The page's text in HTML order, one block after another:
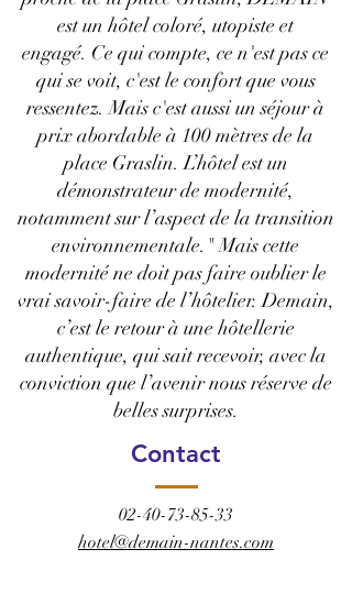
est un hôtel coloré, utopiste et
engagé. Ce qui compte, ce n'est pas ce
qui se voit, c'est le confort que vous
ressentez. Mais c'est aussi un séjour à
prix abordable à 100 mètres de la
place Graslin. L’hôtel est un
démonstrateur de modernité,
notamment sur l’aspect de la transition
environnementale." Mais cette
modernité ne doit pas faire oublier le
vrai savoir-faire de l’hôtelier. Demain,
c’est le retour à une hôtellerie
authentique, qui sait recevoir, avec la
conviction que l’avenir nous réserve de
belles surprises.
Contact
02-40-73-85-33
hotel@demain-nantes.com